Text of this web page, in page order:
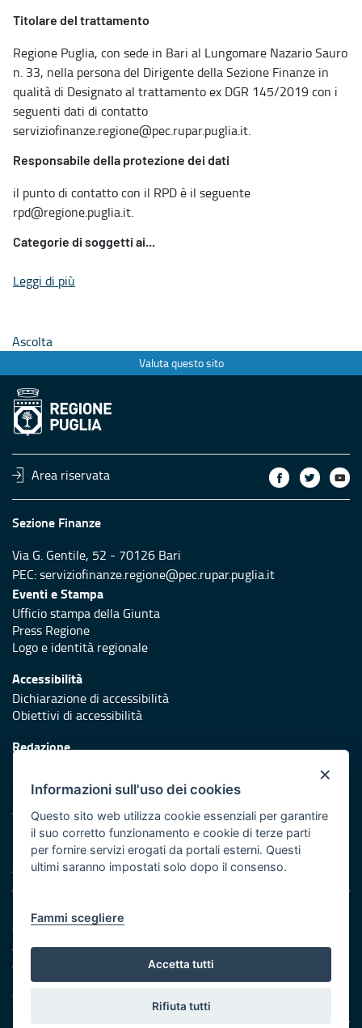
Titolare del trattamento
Regione Puglia, con sede in Bari al Lungomare Nazario Sauro
n. 33, nella persona del Dirigente della Sezione Finanze in
qualità di Designato al trattamento ex DGR 145/2019 con i
seguenti dati di contatto
serviziofinanze.regione@pec.rupar.puglia.it.
Responsabile della protezione dei dati
il punto di contatto con il RPD è il seguente
rpd@regione.puglia.it.
Categorie di soggetti ai...
Leggi di più
Ascolta
Valuta questo sito
Area riservata
Sezione Finanze
Via G. Gentile, 52 - 70126 Bari
PEC:serviziofinanze.regione@pec.rupar.puglia.it
Eventi e Stampa
Ufficio stampa della Giunta
Press Regione
Logo e identità regionale
Accessibilità
Dichiarazione di accessibilità
Obiettivi di accessibilità
Redazione
Protezione civile
Vai al sito di Protezione Civile Puglia
Iniziativa finanziata con risorse del POR Puglia 2014/2020 -
Asse XI
Note legali
Cookie e privacy
Amministrazione trasparente
Atti di notifica
Feed RSS
Servizi Intranet
×
Informazioni sull'uso dei cookies
Questo sito web utilizza cookie essenziali per garantire
il suo corretto funzionamento e cookie di terze parti
per fornire servizi erogati da portali esterni. Questi
ultimi saranno impostati solo dopo il consenso.
Fammi scegliere
Accetta tutti
Rifiuta tutti